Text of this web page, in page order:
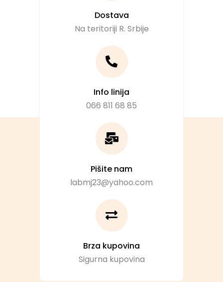
Dostava
Na teritoriji R. Srbije
Info linija
066 811 68 85
Pišite nam
labmj23@yahoo.com
Brza kupovina
Sigurna kupovina